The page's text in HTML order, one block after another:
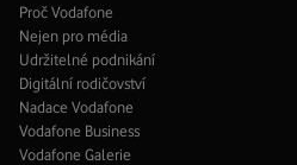
Proč Vodafone
Nejen pro média
Udržitelné podnikání
Digitální rodičovství
Nadace Vodafone
Vodafone Business
Vodafone Galerie